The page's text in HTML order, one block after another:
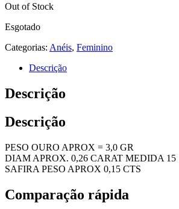
Out of Stock
Esgotado
Categorias: Anéis, Feminino
Descrição
Descrição
Descrição
PESO OURO APROX = 3,0 GR
DIAM APROX. 0,26 CARAT MEDIDA 15
SAFIRA PESO APROX 0,15 CTS
Comparação rápida